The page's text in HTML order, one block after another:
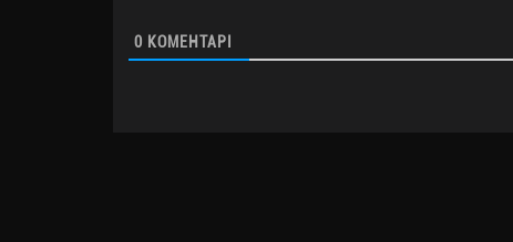
0 КОМЕНТАРІ